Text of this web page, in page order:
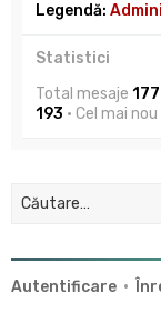
Legendă:
Statistici
Total mesaje
193 • Cel mai
Autentificare •